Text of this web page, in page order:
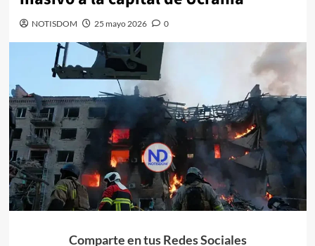
NOTISDOM 25 mayo 2026 0
Comparte en tus Redes Sociales